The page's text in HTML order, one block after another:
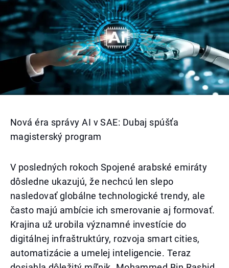
Nová éra správy AI v SAE: Dubaj spúšťa
magisterský program
V posledných rokoch Spojené arabské emiráty
dôsledne ukazujú, že nechcú len slepo
nasledovať globálne technologické trendy, ale
často majú ambície ich smerovanie aj formovať.
Krajina už urobila významné investície do
digitálnej infraštruktúry, rozvoja smart cities,
automatizácie a umelej inteligencie. Teraz